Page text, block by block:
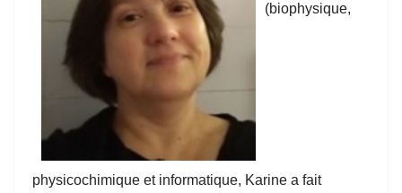
(biophysique,
physicochimique et informatique, Karine a fait